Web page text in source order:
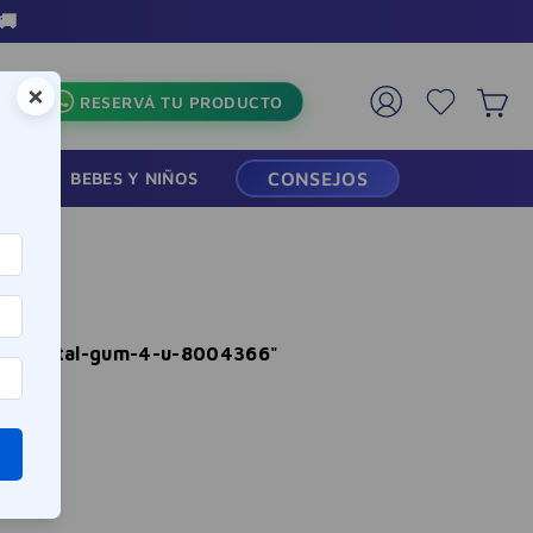
RESERVÁ TU PRODUCTO
BEBES Y NIÑOS CONSEJOS
gum-4-u-8004366"
×